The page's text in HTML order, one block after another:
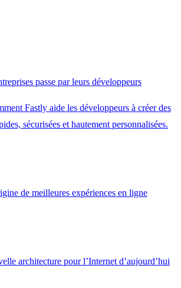
passe par leurs développeurs
Fastly aide les développeurs à créer des
sécurisées et hautement personnalisées.
de meilleures expériences en ligne
architecture pour l’Internet d’aujourd’hui